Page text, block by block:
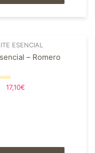
ESENCIAL
– Romero
Valorado
17,10€